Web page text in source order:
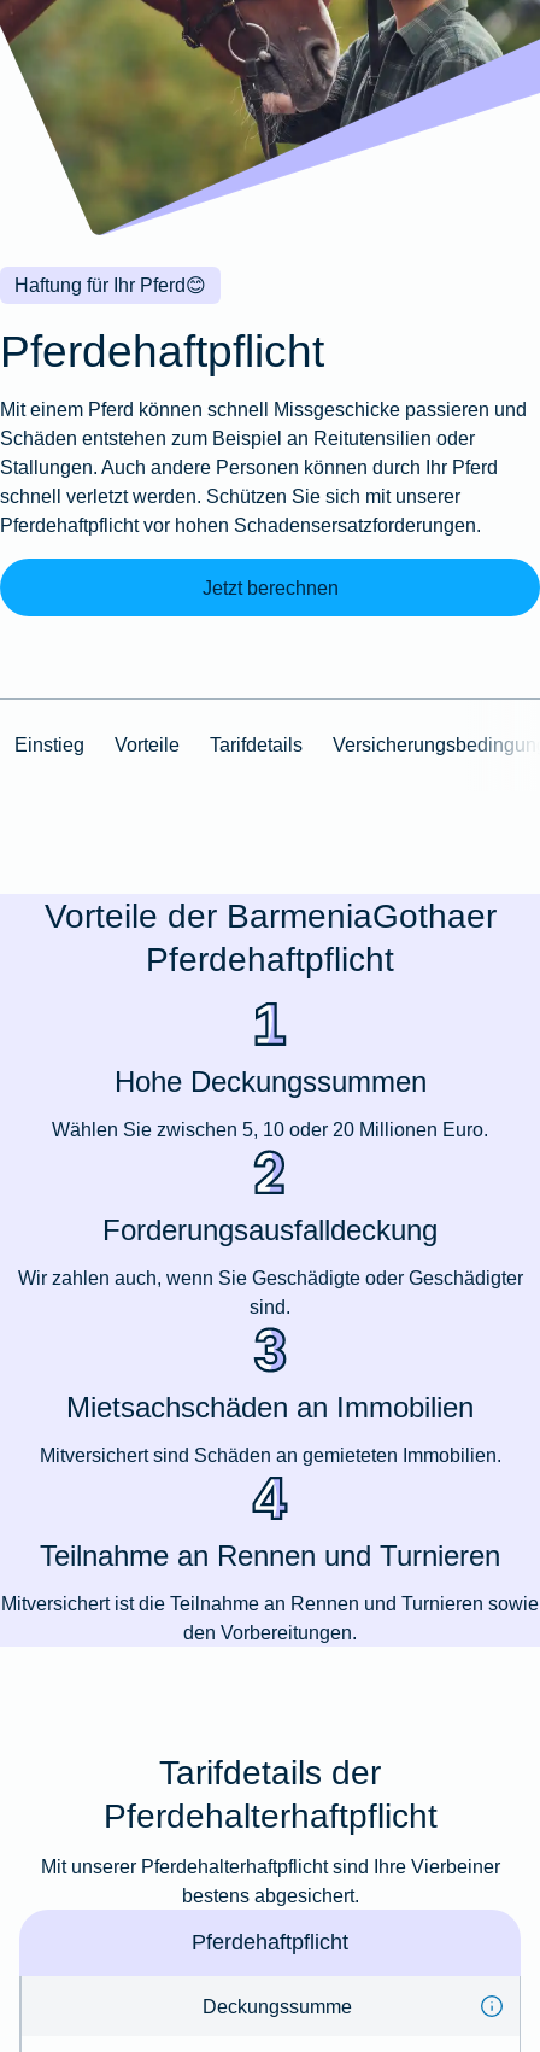
Wohnungsschutzbrief
Produktübersicht
Gewässerschadenhaftpflicht
Produktübersicht
Reisehaftpflichtversicherung
Reiserücktrittsversicherung
Produktübersicht
Produktübersicht
Produktübersicht
Produktübersicht
Montageversicherung
Produktübersicht
Gruppenunfall für
Gruppenunfall für
Produktübersicht
Kunstversicherung
Ausstellungsversicherung
Valorenversicherung
Oldtimersammlungsversicherung
Zur
😊
Haftung für Ihr Pferd
Pferdehaftpflicht
Mit einem Pferd können schnell Missgeschicke passieren und
Schäden entstehen zum Beispiel an Reitutensilien oder
Stallungen. Auch andere Personen können durch Ihr Pferd
schnell verletzt werden. Schützen Sie sich mit unserer
Pferdehaftpflicht vor hohen Schadensersatzforderungen.
Jetzt berechnen
Einstieg Vorteile Tarifdetails
Vorteile der BarmeniaGothaer
Pferdehaftpflicht
Hohe Deckungssummen
Wählen Sie zwischen 5, 10 oder 20 Millionen Euro.
Forderungsausfalldeckung
Wir zahlen auch, wenn Sie Geschädigte oder Geschädigter
sind.
Mietsachschäden an Immobilien
Mitversichert sind Schäden an gemieteten Immobilien.
Teilnahme an Rennen und Turnieren
Mitversichert ist die Teilnahme an Rennen und Turnieren sowie
den Vorbereitungen.
Tarifdetails der
Pferdehalterhaftpflicht
Mit unserer Pferdehalterhaftpflicht sind Ihre Vierbeiner
bestens abgesichert.
Pferdehaftpflicht
Deckungssumme